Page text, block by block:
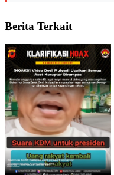
Berita Terkait